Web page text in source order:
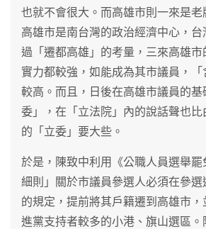
也就不會很大。而高雄市則一來是
高雄市是南台灣的政治經濟中心，
過「遷都高雄」的考量，三來高雄市
實力都較強，如能成為其市議員，
較高。而且，日後在高雄市議員的基
委」，在「立法院」內的說話聲也
的「立委」要大些。
於是，陳致中利用《公職人員選舉
細則」關於市議員參選人必須在參選
的規定，提前將其戶籍遷到高雄市
進黨支持者較多的小港、旗山選區